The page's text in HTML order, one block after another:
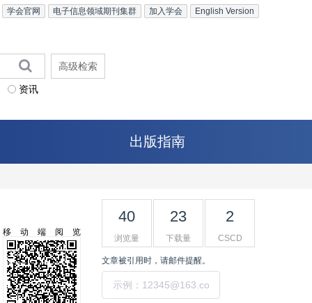
English Version
加入学会
电子信息领域期刊集群
学会官网
资讯
高级检索
出版指南
移动端阅览
40
浏览量
23
下载量
2
CSCD
文章被引用时，请邮件提醒。